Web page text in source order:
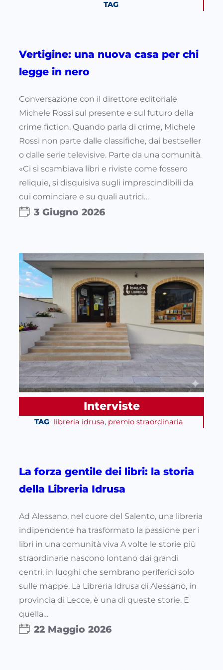
TAG
Vertigine: una nuova casa per chi
legge in nero
Conversazione con il direttore editoriale
Michele Rossi sul presente e sul futuro della
crime fiction. Quando parla di crime, Michele
Rossi non parte dalle classifiche, dai bestseller
o dalle serie televisive. Parte da una comunità.
«Ci si scambiava libri e riviste come fossero
reliquie, si disquisiva sugli imprescindibili da
cui cominciare e su quali autrici…
3 Giugno 2026
Interviste
TAG libreria idrusa, premio straordinaria
La forza gentile dei libri: la storia
della Libreria Idrusa
Ad Alessano, nel cuore del Salento, una libreria
indipendente ha trasformato la passione per i
libri in una comunità viva A volte le storie più
straordinarie nascono lontano dai grandi
centri, in luoghi che sembrano periferici solo
sulle mappe. La Libreria Idrusa di Alessano, in
provincia di Lecce, è una di queste storie. E
quella…
22 Maggio 2026